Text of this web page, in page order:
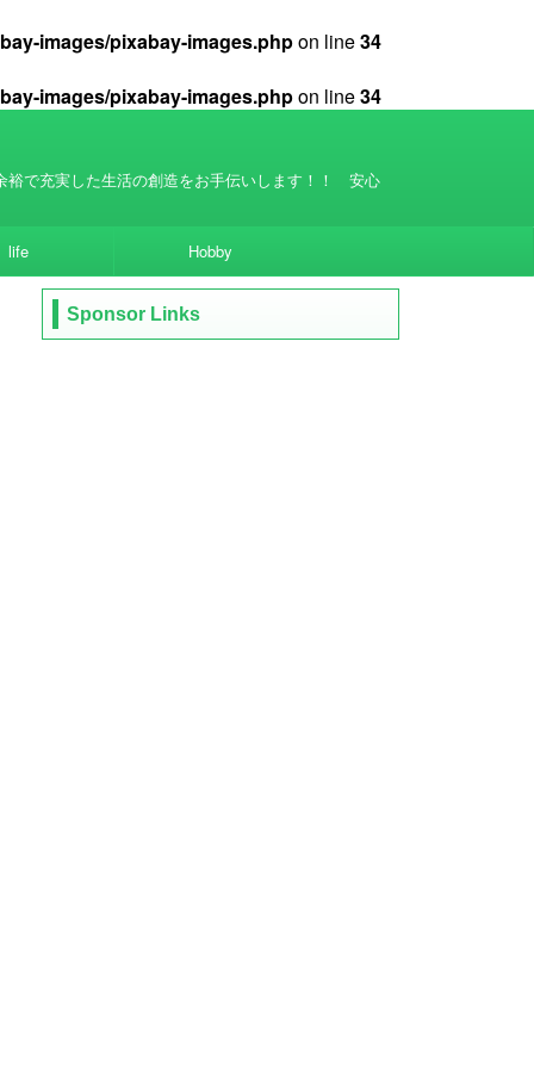
images/pixabay-images.phpon line34
images/pixabay-images.phpon line34
裕で充実した生活の創造をお手伝いします！！ 安心
life Hobby
Sponsor Links